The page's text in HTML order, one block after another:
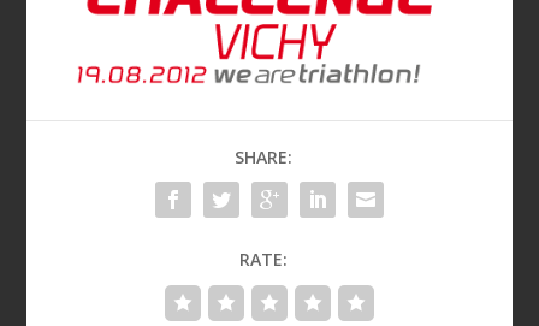
SHARE:
RATE: